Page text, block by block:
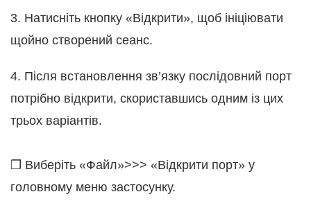
3. Натисніть кнопку «Відкрити», щоб ініціювати
щойно створений сеанс.
4. Після встановлення зв’язку послідовний порт
потрібно відкрити, скориставшись одним із цих
трьох варіантів.
❒ Виберіть «Файл»>>> «Відкрити порт» у
головному меню застосунку.